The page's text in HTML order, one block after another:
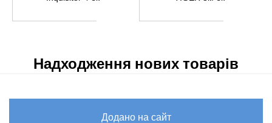
Надходження нових товарів
Додано на сайт